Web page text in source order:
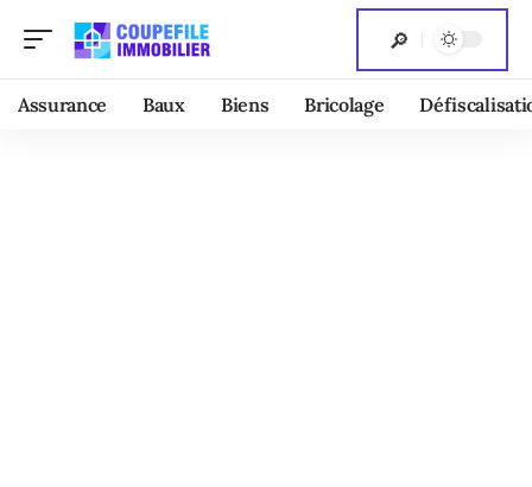
Assurance Baux Biens Bricolage